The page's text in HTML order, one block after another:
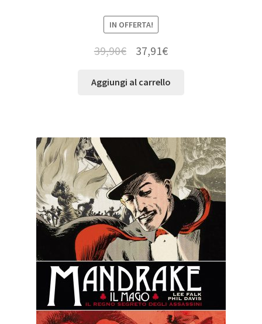
IN OFFERTA!
39,90€ 37,91€
Aggiungi al carrello